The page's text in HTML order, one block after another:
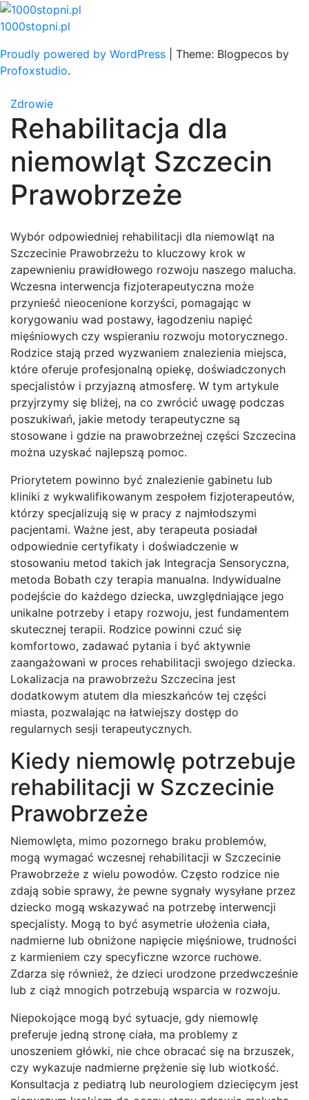
Skip
to
1000stopni.pl
Proudly powered by WordPress
Theme: Blogpecos by
Profoxstudio.
Zdrowie
Rehabilitacja dla
niemowląt Szczecin
Prawobrzeże
Wybór odpowiedniej rehabilitacji dla niemowląt na
Szczecinie Prawobrzeżu to kluczowy krok w
zapewnieniu prawidłowego rozwoju naszego malucha.
Wczesna interwencja fizjoterapeutyczna może
przynieść nieocenione korzyści, pomagając w
korygowaniu wad postawy, łagodzeniu napięć
mięśniowych czy wspieraniu rozwoju motorycznego.
Rodzice stają przed wyzwaniem znalezienia miejsca,
które oferuje profesjonalną opiekę, doświadczonych
specjalistów i przyjazną atmosferę. W tym artykule
przyjrzymy się bliżej, na co zwrócić uwagę podczas
poszukiwań, jakie metody terapeutyczne są
stosowane i gdzie na prawobrzeżnej części Szczecina
można uzyskać najlepszą pomoc.
Priorytetem powinno być znalezienie gabinetu lub
kliniki z wykwalifikowanym zespołem fizjoterapeutów,
którzy specjalizują się w pracy z najmłodszymi
pacjentami. Ważne jest, aby terapeuta posiadał
odpowiednie certyfikaty i doświadczenie w
stosowaniu metod takich jak Integracja Sensoryczna,
metoda Bobath czy terapia manualna. Indywidualne
podejście do każdego dziecka, uwzględniające jego
unikalne potrzeby i etapy rozwoju, jest fundamentem
skutecznej terapii. Rodzice powinni czuć się
komfortowo, zadawać pytania i być aktywnie
zaangażowani w proces rehabilitacji swojego dziecka.
Lokalizacja na prawobrzeżu Szczecina jest
dodatkowym atutem dla mieszkańców tej części
miasta, pozwalając na łatwiejszy dostęp do
regularnych sesji terapeutycznych.
Kiedy niemowlę potrzebuje
rehabilitacji w Szczecinie
Prawobrzeże
Niemowlęta, mimo pozornego braku problemów,
mogą wymagać wczesnej rehabilitacji w Szczecinie
Prawobrzeże z wielu powodów. Często rodzice nie
zdają sobie sprawy, że pewne sygnały wysyłane przez
dziecko mogą wskazywać na potrzebę interwencji
specjalisty. Mogą to być asymetrie ułożenia ciała,
nadmierne lub obniżone napięcie mięśniowe, trudności
z karmieniem czy specyficzne wzorce ruchowe.
Zdarza się również, że dzieci urodzone przedwcześnie
lub z ciąż mnogich potrzebują wsparcia w rozwoju.
Niepokojące mogą być sytuacje, gdy niemowlę
preferuje jedną stronę ciała, ma problemy z
unoszeniem główki, nie chce obracać się na brzuszek,
czy wykazuje nadmierne prężenie się lub wiotkość.
Konsultacja z pediatrą lub neurologiem dziecięcym jest